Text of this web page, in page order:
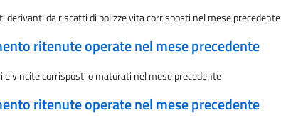
da riscatti di polizze vita corrisposti nel mese precedente
ritenute operate nel mese precedente
vincite corrisposti o maturati nel mese precedente
ritenute operate nel mese precedente